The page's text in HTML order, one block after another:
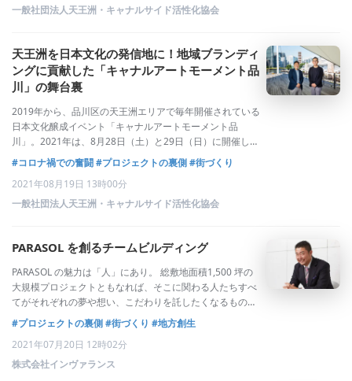
一般社団法人天王洲・キャナルサイド活性化協会
天王洲を日本文化の発信地に！地域ブランディ
ングに貢献した「キャナルアートモーメント品
川」の舞台裏
2019年から、品川区の天王洲エリアで毎年開催されている
日本文化醸成イベント「キャナルアートモーメント品
川」。2021年は、8月28日（土）と29日（日）に開催しま
す。同イベントは、運河上に設置した特設ライブステージ
でのパフォーマンスにビル壁面を利用した大胆なプロジェ
クションマッピングなど、水辺空間
#コロナ禍での奮闘#プロジェクトの裏側#街づくり
2021年08月19日 13時00分
一般社団法人天王洲・キャナルサイド活性化協会
PARASOL を創るチームビルディング
PARASOL の魅力は「人」にあり。 総敷地面積1,500 坪の
大規模プロジェクトともなれば、そこに関わる人たちすべ
てがそれぞれの夢や想い、こだわりを託したくなるもの。
ともすれば、「船頭多くして...」という展開に陥りそうな
ものだが、そこには現実との折り合いをつけるプロフェッ
ショナルの存在があった
#プロジェクトの裏側#街づくり #地方創生
2021年07月20日 12時02分
株式会社インヴァランス